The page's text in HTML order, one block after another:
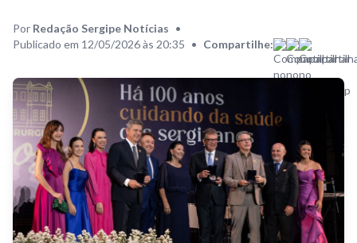
Por Redação Sergipe Notícias •
Publicado em 12/05/2026 às 20:35 • Compartilhe: